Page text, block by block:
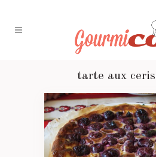
tarte aux